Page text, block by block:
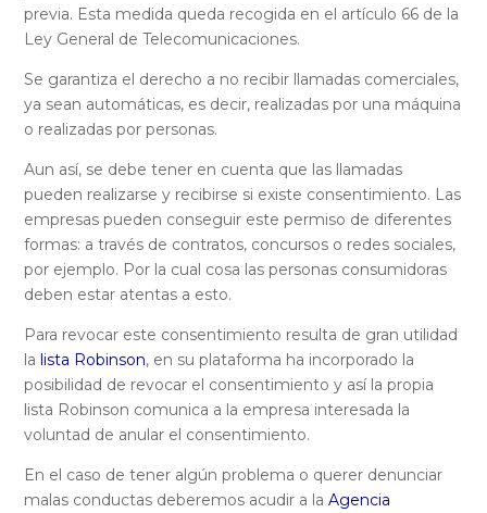
previa. Esta medida queda recogida en el artículo 66 de la
Ley General de Telecomunicaciones.
Se garantiza el derecho a no recibir llamadas comerciales,
ya sean automáticas, es decir, realizadas por una máquina
o realizadas por personas.
Aun así, se debe tener en cuenta que las llamadas
pueden realizarse y recibirse si existe consentimiento. Las
empresas pueden conseguir este permiso de diferentes
formas: a través de contratos, concursos o redes sociales,
por ejemplo. Por la cual cosa las personas consumidoras
deben estar atentas a esto.
Para revocar este consentimiento resulta de gran utilidad
lalista Robinson, en su plataforma ha incorporado la
posibilidad de revocar el consentimiento y así la propia
lista Robinson comunica a la empresa interesada la
voluntad de anular el consentimiento.
En el caso de tener algún problema o querer denunciar
malas conductas deberemos acudir a laAgencia